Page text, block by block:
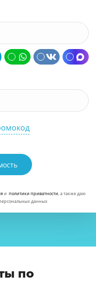
и политики приватности, а также даю
данных
по